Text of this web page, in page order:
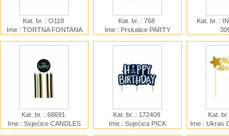
Kat. br. : O118
Ime : TORTNA FONTANA
kom
Kat. br. : 768
Ime : Prskalice PARTY
cm 6 kom
Kat. br. :
Kat. br. : 68691
Ime : Svjećice CANDLES
Kat. br. : 172409
Ime : Svjećica PICK
Kat.
Ime : Ukras